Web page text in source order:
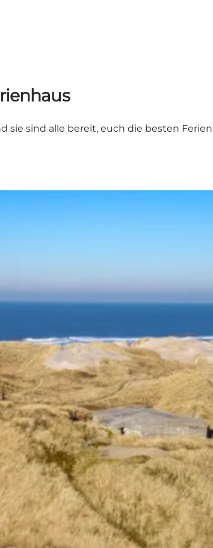
sind alle bereit, euch die besten